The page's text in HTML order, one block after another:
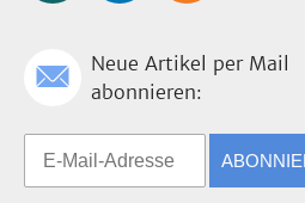
Neue Artikel per Mail
abonnieren: